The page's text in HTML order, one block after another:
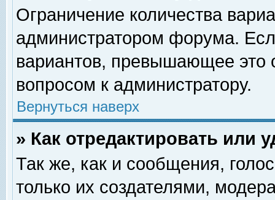
Ограничение количества
администратором форума.
вариантов, превышающее это
вопросом к администратору.
Вернуться наверх
» Как отредактировать или
Так же, как и сообщения,
только их создателями,